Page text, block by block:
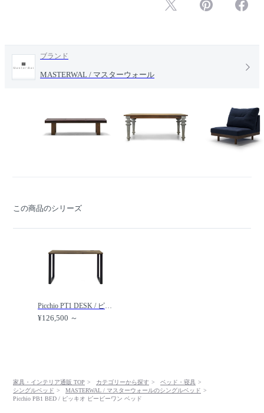
ブランド
MASTERWAL / マスターウォール
この商品のシリーズ
Picchio PT1 DESK / ピッキオ ピーティーワン デスク /
¥126,500 ～
家具・インテリア通販 TOP カテゴリーから探す
ベッド・寝具
シングルベッド
MASTERWAL / マスターウォールのシングルベッド
Picchio PB1 BED / ピッキオ ピービーワン ベッド